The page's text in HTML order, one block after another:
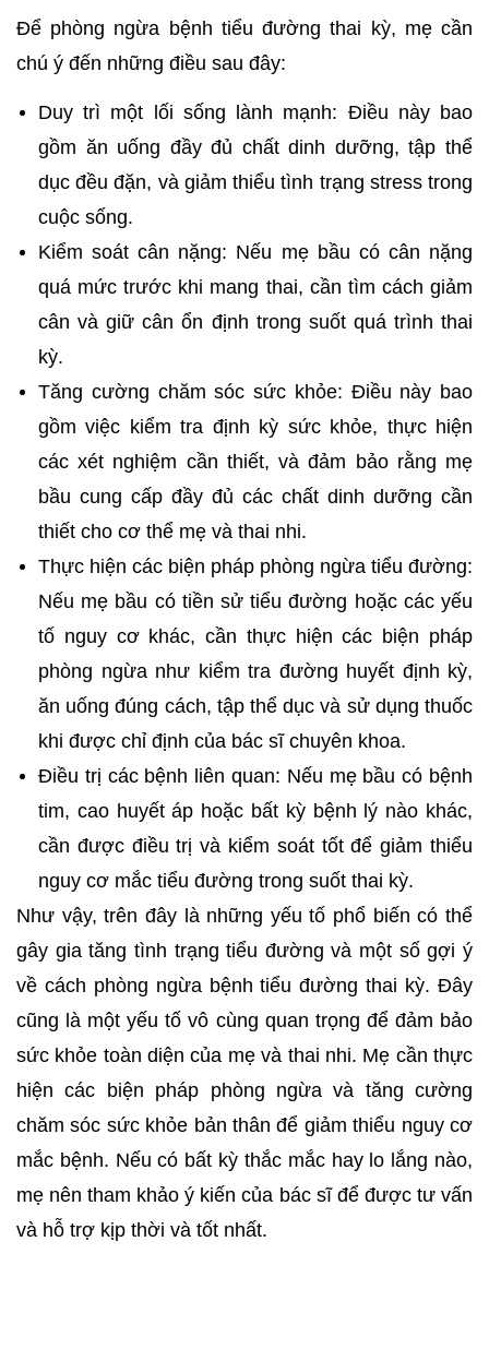
Để phòng ngừa bệnh tiểu đường thai kỳ, mẹ cần
chú ý đến những điều sau đây:
Duy trì một lối sống lành mạnh: Điều này bao
gồm ăn uống đầy đủ chất dinh dưỡng, tập thể
dục đều đặn, và giảm thiểu tình trạng stress trong
cuộc sống.
Kiểm soát cân nặng: Nếu mẹ bầu có cân nặng
quá mức trước khi mang thai, cần tìm cách giảm
cân và giữ cân ổn định trong suốt quá trình thai
kỳ.
Tăng cường chăm sóc sức khỏe: Điều này bao
gồm việc kiểm tra định kỳ sức khỏe, thực hiện
các xét nghiệm cần thiết, và đảm bảo rằng mẹ
bầu cung cấp đầy đủ các chất dinh dưỡng cần
thiết cho cơ thể mẹ và thai nhi.
Thực hiện các biện pháp phòng ngừa tiểu đường:
Nếu mẹ bầu có tiền sử tiểu đường hoặc các yếu
tố nguy cơ khác, cần thực hiện các biện pháp
phòng ngừa như kiểm tra đường huyết định kỳ,
ăn uống đúng cách, tập thể dục và sử dụng thuốc
khi được chỉ định của bác sĩ chuyên khoa.
Điều trị các bệnh liên quan: Nếu mẹ bầu có bệnh
tim, cao huyết áp hoặc bất kỳ bệnh lý nào khác,
cần được điều trị và kiểm soát tốt để giảm thiểu
nguy cơ mắc tiểu đường trong suốt thai kỳ.
Như vậy, trên đây là những yếu tố phổ biến có thể
gây gia tăng tình trạng tiểu đường và một số gợi ý
về cách phòng ngừa bệnh tiểu đường thai kỳ. Đây
cũng là một yếu tố vô cùng quan trọng để đảm bảo
sức khỏe toàn diện của mẹ và thai nhi. Mẹ cần thực
hiện các biện pháp phòng ngừa và tăng cường
chăm sóc sức khỏe bản thân để giảm thiểu nguy cơ
mắc bệnh. Nếu có bất kỳ thắc mắc hay lo lắng nào,
mẹ nên tham khảo ý kiến của bác sĩ để được tư vấn
và hỗ trợ kịp thời và tốt nhất.